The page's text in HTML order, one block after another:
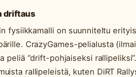
driftaus
fysiikkamalli on suunniteltu
CrazyGames-pelialusta
peliä “drift-pohjaiseksi
rallipeleistä, kuten DiRT